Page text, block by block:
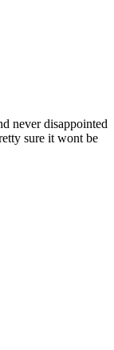
never disappointed
sure it wont be